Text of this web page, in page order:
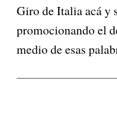
Giro de Italia acá y
promocionando el
medio de esas